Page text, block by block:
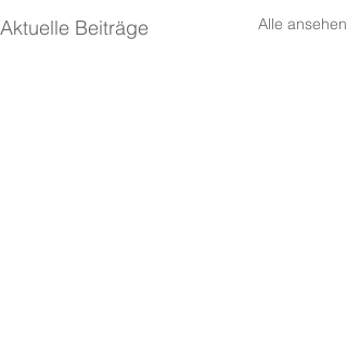
Aktuelle Beiträge Alle ansehen